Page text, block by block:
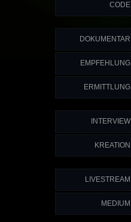
CODE
DOKUMENTAR
EMPFEHLUNG
ERMITTLUNG
INTERVIEW
KREATION
LIVESTREAM
MEDIUM